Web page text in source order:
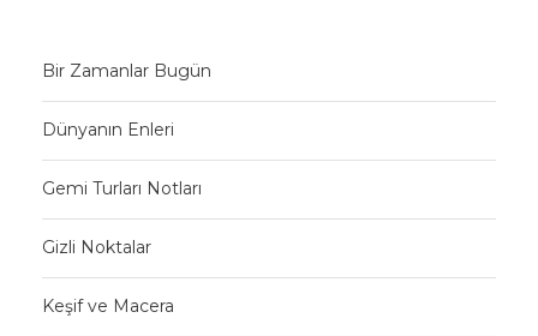
Bir Zamanlar Bugün
Dünyanın Enleri
Gemi Turları Notları
Gizli Noktalar
Keşif ve Macera